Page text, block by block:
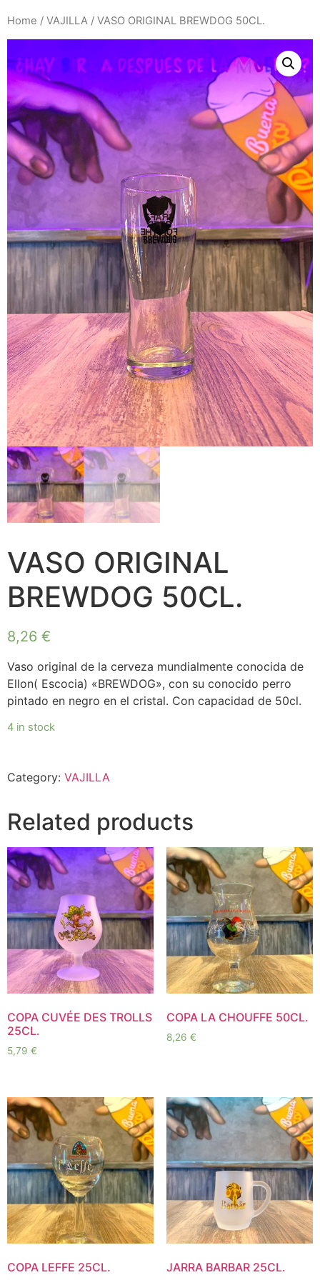
Home / VAJILLA / VASO ORIGINAL BREWDOG 50CL.
VASO ORIGINAL
BREWDOG 50CL.
8,26 €
Vaso original de la cerveza mundialmente conocida de
Ellon( Escocia) «BREWDOG», con su conocido perro
pintado en negro en el cristal. Con capacidad de 50cl.
4 in stock
Category: VAJILLA
Related products
COPA CUVÉE DES TROLLS
25CL.
5,79 €
COPA LA CHOUFFE 50CL.
8,26 €
COPA LEFFE 25CL. JARRA BARBAR 25CL.